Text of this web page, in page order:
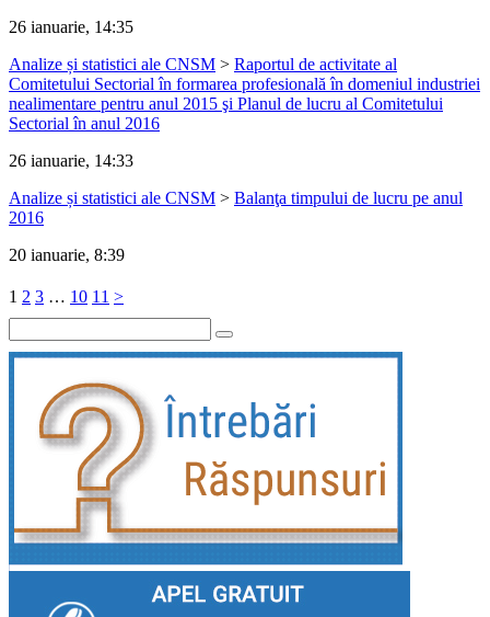
26 ianuarie, 14:35
Analize și statistici ale CNSM > Raportul de activitate al
Comitetului Sectorial în formarea profesională în domeniul industriei
nealimentare pentru anul 2015 şi Planul de lucru al Comitetului
Sectorial în anul 2016
26 ianuarie, 14:33
Analize și statistici ale CNSM > Balanţa timpului de lucru pe anul
2016
20 ianuarie, 8:39
1 2 3 … 10 11 >